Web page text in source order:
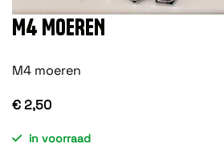
M4 MOEREN
M4 moeren
€ 2,50
in voorraad